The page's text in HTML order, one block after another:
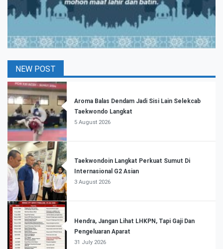
NEW POST
Aroma Balas Dendam Jadi Sisi Lain Selekcab
Taekwondo Langkat
5 August 2026
Taekwondoin Langkat Perkuat Sumut Di
Internasional G2 Asian
3 August 2026
Hendra, Jangan Lihat LHKPN, Tapi Gaji Dan
Pengeluaran Aparat
31 July 2026